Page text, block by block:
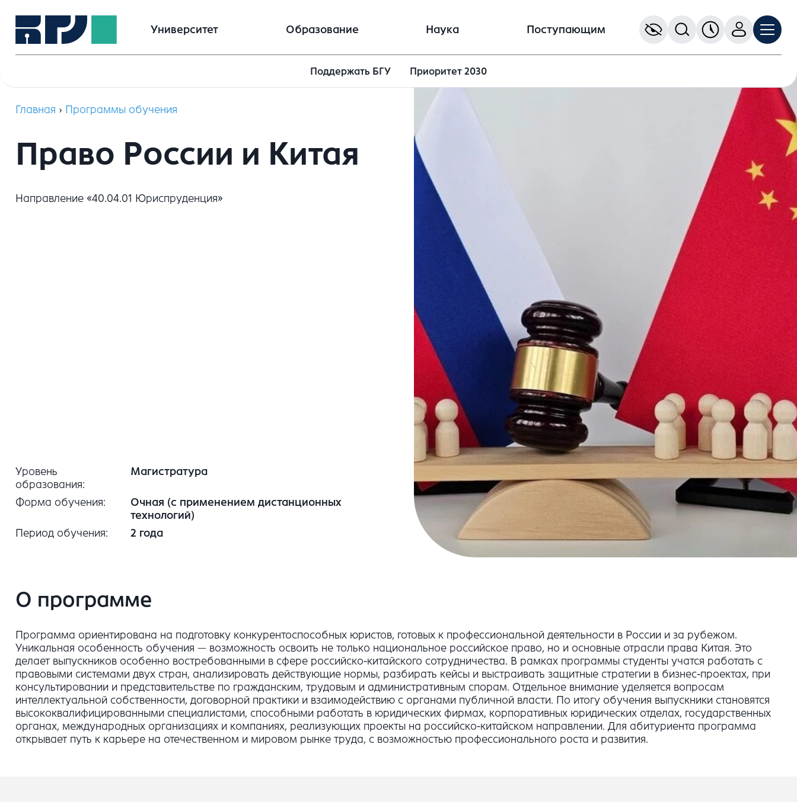
Университет Образование Наука Поступающим
Поддержать БГУ Приоритет 2030
Главная › Программы обучения
Право России и Китая
Направление «40.04.01 Юриспруденция»
Уровень
образования
Магистратура
Форма обучения
Очная (с применением дистанционных
технологий)
Период обучения
2 года
О программе
Программа ориентирована на подготовку конкурентоспособных юристов, готовых к профессиональной деятельности в России и за рубежом.
Уникальная особенность обучения — возможность освоить не только национальное российское право, но и основные отрасли права Китая. Это
делает выпускников особенно востребованными в сфере российско-китайского сотрудничества. В рамках программы студенты учатся работать с
правовыми системами двух стран, анализировать действующие нормы, разбирать кейсы и выстраивать защитные стратегии в бизнес-проектах, при
консультировании и представительстве по гражданским, трудовым и административным спорам. Отдельное внимание уделяется вопросам
интеллектуальной собственности, договорной практики и взаимодействию с органами публичной власти. По итогу обучения выпускники становятся
высококвалифицированными специалистами, способными работать в юридических фирмах, корпоративных юридических отделах, государственных
органах, международных организациях и компаниях, реализующих проекты на российско-китайском направлении. Для абитуриента программа
открывает путь к карьере на отечественном и мировом рынке труда, с возможностью профессионального роста и развития.